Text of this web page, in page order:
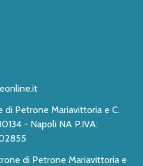
di Petrone Mariavittoria e C.
di Petrone Mariavittoria e